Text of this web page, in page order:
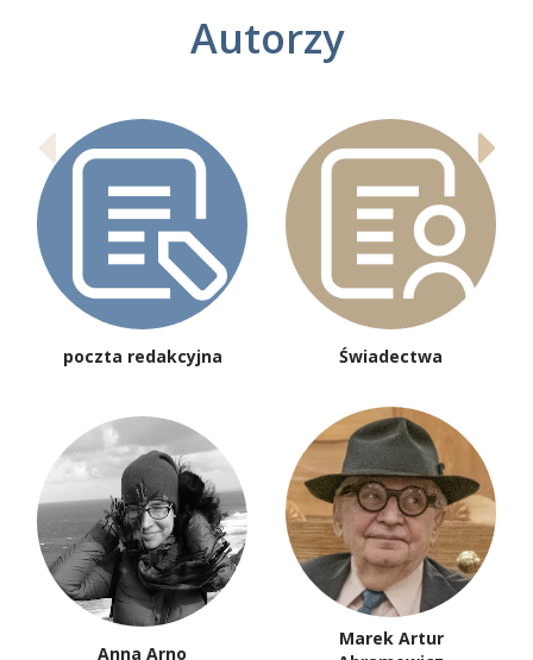
Autorzy
poczta redakcyjna Świadectwa
Anna Arno
Marek Artur